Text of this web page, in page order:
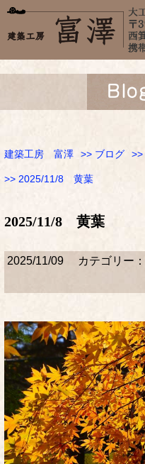
建築工房 富澤 >> ブログ >>
>> 2025/11/8 黄葉
2025/11/8 黄葉
2025/11/09 カテゴリー：